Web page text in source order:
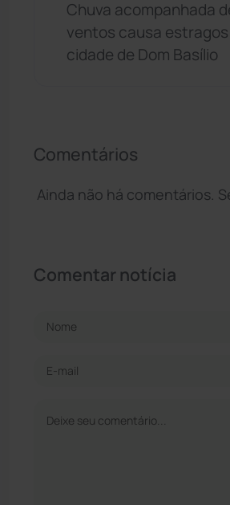
Chuva acompanhada
ventos causa estragos
cidade de Dom Basílio
Comentários
Ainda não há comentários.
Comentar notícia